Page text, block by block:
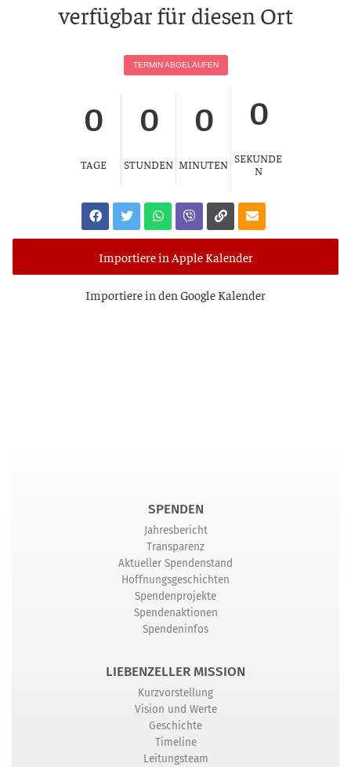
ver­füg­bar für die­sen Ort
TER­MIN ABGELAUFEN
0
TAGE
0
STUNDEN
0
MINUTEN
0
SEKUNDE
N
Importiere in Apple Kalender
Impor­tie­re in den Goog­le Kalender
SPENDEN
Jahresbericht
Transparenz
Aktueller Spendenstand
Hoffnungsgeschichten
Spendenprojekte
Spendenaktionen
Spendeninfos
LIEBENZELLER MISSION
Kurzvorstellung
Vision und Werte
Geschichte
Timeline
Leitungsteam